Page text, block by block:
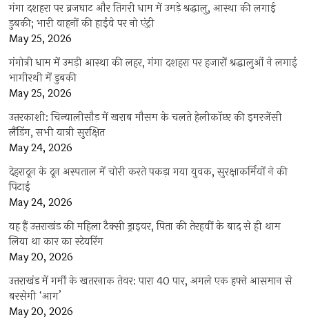
गंगा दशहरा पर ब्रजघाट और तिगरी धाम में उमड़े श्रद्धालु, आस्था की लगाई
डुबकी; भारी वाहनों की हाईवे पर नो एंट्री
May 25, 2026
गंगोत्री धाम में उमड़ी आस्था की लहर, गंगा दशहरा पर हजारों श्रद्धालुओं ने लगाई
भागीरथी में डुबकी
May 25, 2026
उत्तरकाशी: चिन्यालीसौड़ में खराब मौसम के चलते हेलीकॉप्टर की इमरजेंसी
लैंडिंग, सभी यात्री सुरक्षित
May 24, 2026
देहरादून के दून अस्पताल में चोरी करते पकड़ा गया युवक, सुरक्षाकर्मियों ने की
पिटाई
May 24, 2026
यह हैं उत्तराखंड की महिला टैक्सी ड्राइवर, पिता की तेरहवीं के बाद से ही थाम
लिया था कार का स्टेयरिंग
May 20, 2026
उत्तराखंड में गर्मी के खतरनाक तेवर: पारा 40 पार, अगले एक हफ्ते आसमान से
बरसेगी ‘आग’
May 20, 2026